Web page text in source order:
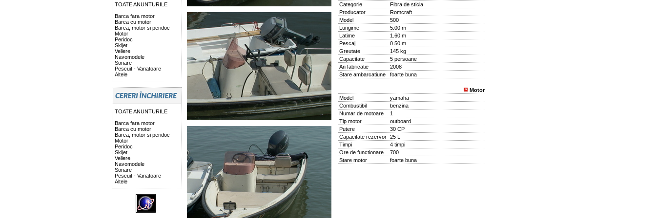
TOATE ANUNTURILE
Barca fara motor
Barca cu motor
Barca, motor si peridoc
Motor
Peridoc
Skijet
Veliere
Navomodele
Sonare
Pescuit - Vanatoare
Altele
TOATE ANUNTURILE
Barca fara motor
Barca cu motor
Barca, motor si peridoc
Motor
Peridoc
Skijet
Veliere
Navomodele
Sonare
Pescuit - Vanatoare
Altele
Categorie
Fibra de sticla
Producator
Romcraft
Model
500
Lungime
5.00 m
Latime
1.60 m
Pescaj
0.50 m
Greutate
145 kg
Capacitate
5 persoane
An fabricatie
2008
Stare ambarcatiune
foarte buna
Motor
Model
yamaha
Combustibil
benzina
Numar de motoare
1
Tip motor
outboard
Putere
30 CP
Capacitate rezervor
25 L
Timpi
4 timpi
Ore de functionare
700
Stare motor
foarte buna